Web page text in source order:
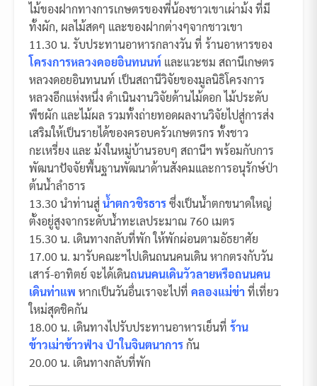
ไม้ของฝากทางการเกษตรของพี่น้องชาวเขาเผ่าม้ง ที่มี
ทั้งผัก, ผลไม้สดๆ และของฝากต่างๆจากชาวเขา
11.30 น. รับประทานอาหารกลางวัน ที่ ร้านอาหารของ
โครงการหลวงดอยอินทนนท์ และแวะชม สถานีเกษตร
หลวงดอยอินทนนท์ เป็นสถานีวิจัยของมูลนิธิโครงการ
หลวงอีกแห่งหนึ่ง ดำเนินงานวิจัยด้านไม้ดอก ไม้ประดับ
พืชผัก และไม้ผล รวมทั้งถ่ายทอดผลงานวิจัยไปสู่การส่ง
เสริมให้เป็นรายได้ของครอบครัวเกษตรกร ทั้งชาว
กะเหรี่ยง และ ม้งในหมู่บ้านรอบๆ สถานีฯ พร้อมกับการ
พัฒนาปัจจัยพื้นฐานพัฒนาด้านสังคมและการอนุรักษ์ป่า
ต้นน้ำลำธาร
13.30 นำท่านสู่น้ำตกวชิรธารซึ่งเป็นน้ำตกขนาดใหญ่
ตั้งอยู่สูงจากระดับน้ำทะเลประมาณ 760 เมตร
15.30 น. เดินทางกลับที่พัก ให้พักผ่อนตามอัธยาศัย
17.00 น. มารับคณะฯไปเดินถนนคนเดิน หากตรงกับวัน
เสาร์-อาทิตย์ จะได้เดินถนนคนเดินวัวลายหรือถนนคน
เดินท่าแพ หากเป็นวันอื่นเราจะไปที่ คลองแม่ข่าที่เที่ยว
ใหม่สุดชิคกัน
18.00 น. เดินทางไปรับประทานอาหารเย็นที่ ร้าน
ข้าวเม่าข้าวฟ่าง ป่าในจินตนาการกัน
20.00 น. เดินทางกลับที่พัก